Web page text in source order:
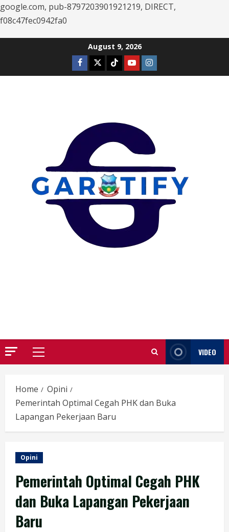
google.com, pub-8797203901921219, DIRECT,
f08c47fec0942fa0
August 9, 2026
Facebook
TwitterTiktokYoutubeInstagram
Primary
VIDEO
Home
Opini
Pemerintah Optimal Cegah PHK dan Buka
Lapangan Pekerjaan Baru
Opini
Pemerintah Optimal Cegah PHK
dan Buka Lapangan Pekerjaan
Baru